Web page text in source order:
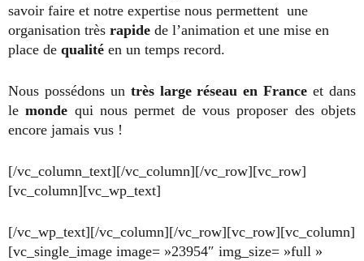
savoir faire et notre expertise nous permettent une
organisation très rapide de l’animation et une mise en
place de qualité en un temps record.
Nous possédons un très large réseau en France et dans
lemonde qui nous permet de vous proposer des objets
encore jamais vus !
[/vc_column_text][/vc_column][/vc_row][vc_row]
[vc_column][vc_wp_text]
[/vc_wp_text][/vc_column][/vc_row][vc_row][vc_column]
[vc_single_image image= »23954″ img_size= »full »